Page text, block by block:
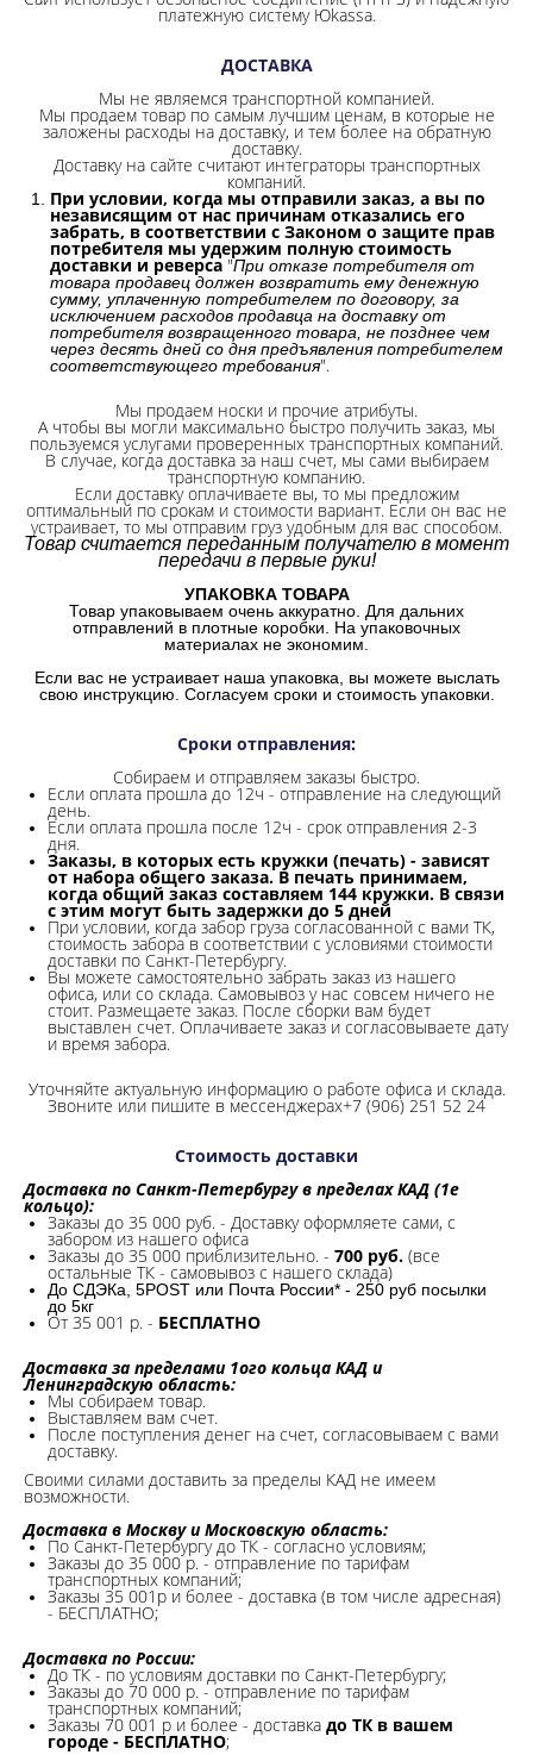
платежную систему Юkassa.
ДОСТАВКА
Мы не являемся транспортной компанией.
Мы продаем товар по самым лучшим ценам, в которые не
заложены расходы на доставку, и тем более на обратную
доставку.
Доставку на сайте считают интеграторы транспортных
компаний.
При условии, когда мы отправили заказ, а вы по
независящим от нас причинам отказались его
забрать, в соответствии с Законом о защите прав
потребителя мы удержим полную стоимость
доставки и реверса "При отказе потребителя от
товара продавец должен возвратить ему денежную
сумму, уплаченную потребителем по договору, за
исключением расходов продавца на доставку от
потребителя возвращенного товара, не позднее чем
через десять дней со дня предъявления потребителем
соответствующего требования".
Мы продаем носки и прочие атрибуты.
А чтобы вы могли максимально быстро получить заказ, мы
пользуемся услугами проверенных транспортных компаний.
В случае, когда доставка за наш счет, мы сами выбираем
транспортную компанию.
Если доставку оплачиваете вы, то мы предложим
оптимальный по срокам и стоимости вариант. Если он вас не
устраивает, то мы отправим груз удобным для вас способом.
Товар считается переданным получателю в момент
передачи в первые руки!
УПАКОВКА ТОВАРА
Товар упаковываем очень аккуратно. Для дальних
отправлений в плотные коробки. На упаковочных
материалах не экономим.
Если вас не устраивает наша упаковка, вы можете выслать
свою инструкцию. Согласуем сроки и стоимость упаковки.
Сроки отправления:
Собираем и отправляем заказы быстро.
Если оплата прошла до 12ч - отправление на следующий
день.
Если оплата прошла после 12ч - срок отправления 2-3
дня.
Заказы, в которых есть кружки (печать) - зависят
от набора общего заказа. В печать принимаем,
когда общий заказ составляем 144 кружки. В связи
с этим могут быть задержки до 5 дней
При условии, когда забор груза согласованной с вами ТК,
стоимость забора в соответствии с условиями стоимости
доставки по Санкт-Петербургу.
Вы можете самостоятельно забрать заказ из нашего
офиса, или со склада. Самовывоз у нас совсем ничего не
стоит. Размещаете заказ. После сборки вам будет
выставлен счет. Оплачиваете заказ и согласовываете дату
и время забора.
Уточняйте актуальную информацию о работе офиса и склада.
Звоните или пишите в мессенджерах+7 (906) 251 52 24
Стоимость доставки
Доставка по Санкт-Петербургу в пределах КАД (1е
кольцо):
Заказы до 35 000 руб. - Доставку оформляете сами, с
забором из нашего офиса
Заказы до 35 000 приблизительно. - 700 руб. (все
остальные ТК - самовывоз с нашего склада)
До СДЭКа, 5POST или Почта России* - 250 руб посылки
до 5кг
От 35 001 р. - БЕСПЛАТНО
Доставка за пределами 1ого кольца КАД и
Ленинградскую область:
Мы собираем товар.
Выставляем вам счет.
После поступления денег на счет, согласовываем с вами
доставку.
Своими силами доставить за пределы КАД не имеем
возможности.​
Доставка в Москву и Московскую область:
По Санкт-Петербургу до ТК - согласно условиям;
Заказы до 35 000 р. - отправление по тарифам
транспортных компаний;
Заказы 35 001р и более - доставка (в том числе адресная)
- БЕСПЛАТНО;
Доставка по России:
До ТК - по условиям доставки по Санкт-Петербургу;
Заказы до 70 000 р. - отправление по тарифам
транспортных компаний;
Заказы 70 001 р и более - доставка до ТК в вашем
городе - БЕСПЛАТНО;